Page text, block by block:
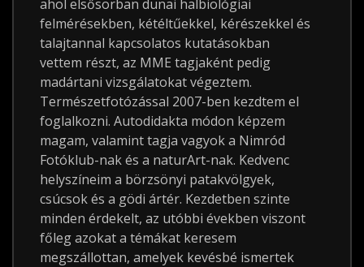
ahol elsősorban dunai halbiológiai
felmérésekben, kétéltűekkel, kérészekkel és
talajtannal kapcsolatos kutatásokban
vettem részt, az MME tagjaként pedig
madártani vizsgálatokat végeztem.
Természetfotózással 2007-ben kezdtem el
foglalkozni. Autodidakta módon képzem
magam, valamint tagja vagyok a Nimród
Fotóklub-nak és a naturArt-nak. Kedvenc
helyszíneim a börzsönyi patakvölgyek,
csúcsok és a gödi ártér. Kezdetben szinte
minden érdekelt, az utóbbi években viszont
főleg azokat a témákat keresem
megszállottan, amelyek kevésbé ismertek